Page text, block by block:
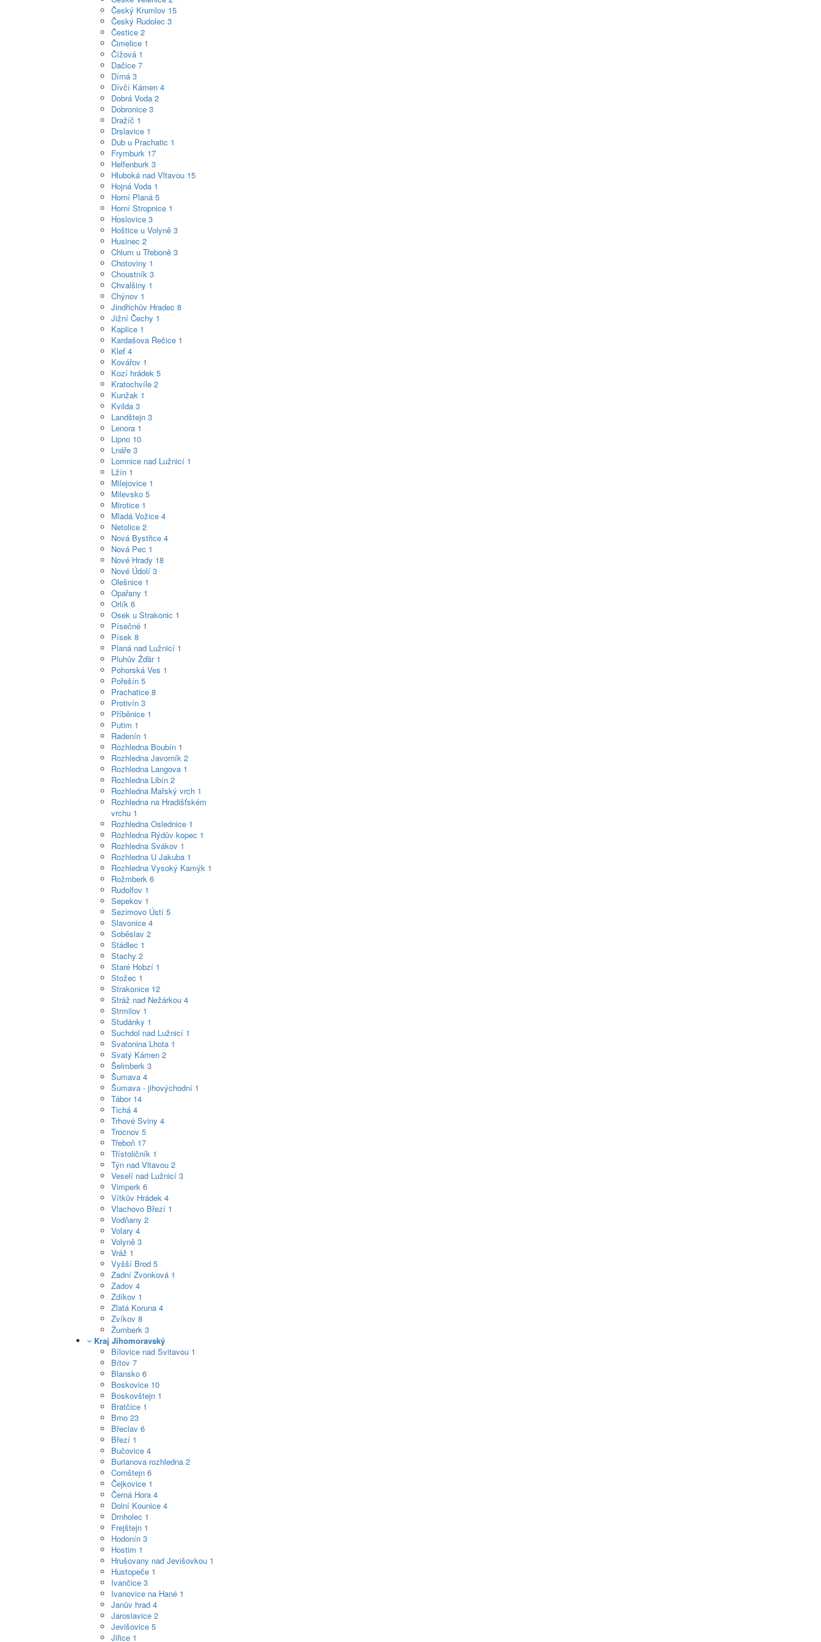
Český Krumlov 15
Český Rudolec 3
Čestice 2
Čimelice 1
Čížová 1
Dačice 7
Dírná 3
Dívčí Kámen 4
Dobrá Voda 2
Dobronice 3
Dražíč 1
Drslavice 1
Dub u Prachatic 1
Frymburk 17
Helfenburk 3
Hluboká nad Vltavou 15
Hojná Voda 1
Horní Planá 5
Horní Stropnice 1
Hoslovice 3
Hoštice u Volyně 3
Husinec 2
Chlum u Třeboně 3
Chotoviny 1
Choustník 3
Chvalšiny 1
Chýnov 1
Jindřichův Hradec 8
Jižní Čechy 1
Kaplice 1
Kardašova Řečice 1
Kleť 4
Kovářov 1
Kozí hrádek 5
Kratochvíle 2
Kunžak 1
Kvilda 3
Landštejn 3
Lenora 1
Lipno 10
Lnáře 3
Lomnice nad Lužnicí 1
Lžín 1
Milejovice 1
Milevsko 5
Mirotice 1
Mladá Vožice 4
Netolice 2
Nová Bystřice 4
Nová Pec 1
Nové Hrady 18
Nové Údolí 3
Olešnice 1
Opařany 1
Orlík 6
Osek u Strakonic 1
Písečné 1
Písek 8
Planá nad Lužnicí 1
Pluhův Žďár 1
Pohorská Ves 1
Pořešín 5
Prachatice 8
Protivín 3
Příběnice 1
Putim 1
Radenín 1
Rozhledna Boubín 1
Rozhledna Javorník 2
Rozhledna Langova 1
Rozhledna Libín 2
Rozhledna Mařský vrch 1
Rozhledna na Hradišťském
vrchu 1
Rozhledna Oslednice 1
Rozhledna Rýdův kopec 1
Rozhledna Svákov 1
Rozhledna U Jakuba 1
Rozhledna Vysoký Kamýk 1
Rožmberk 6
Rudolfov 1
Sepekov 1
Sezimovo Ústí 5
Slavonice 4
Soběslav 2
Stádlec 1
Stachy 2
Staré Hobzí 1
Stožec 1
Strakonice 12
Stráž nad Nežárkou 4
Strmilov 1
Studánky 1
Suchdol nad Lužnicí 1
Svatonina Lhota 1
Svatý Kámen 2
Šelmberk 3
Šumava 4
Šumava - jihovýchodní 1
Tábor 14
Tichá 4
Trhové Sviny 4
Trocnov 5
Třeboň 17
Třístoličník 1
Týn nad Vltavou 2
Veselí nad Lužnicí 3
Vimperk 6
Vítkův Hrádek 4
Vlachovo Březí 1
Vodňany 2
Volary 4
Volyně 3
Vráž 1
Vyšší Brod 5
Zadní Zvonková 1
Zadov 4
Zdíkov 1
Zlatá Koruna 4
Zvíkov 8
Žumberk 3
Kraj Jihomoravský
Bílovice nad Svitavou 1
Bítov 7
Blansko 6
Boskovice 10
Boskovštejn 1
Bratčice 1
Brno 23
Břeclav 6
Březí 1
Bučovice 4
Burianova rozhledna 2
Cornštejn 6
Čejkovice 1
Černá Hora 4
Dolní Kounice 4
Drnholec 1
Frejštejn 1
Hodonín 3
Hostim 1
Hrušovany nad Jevišovkou 1
Hustopeče 1
Ivančice 3
Ivanovice na Hané 1
Janův hrad 4
Jaroslavice 2
Jevišovice 5
Jiřice 1